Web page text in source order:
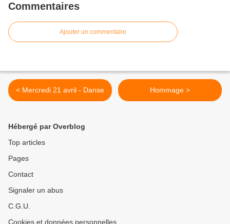
Commentaires
Ajouter un commentaire
< Mercredi 21 avril - Danse Hommage >
Hébergé par Overblog
Top articles
Pages
Contact
Signaler un abus
C.G.U.
Cookies et données personnelles